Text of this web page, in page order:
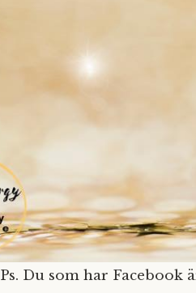
Ps. Du som har Facebook